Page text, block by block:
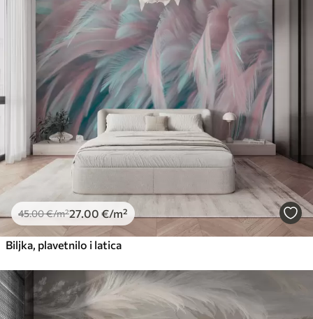
45.00€/m²27 .00 €/m²
Biljka, plavetnilo i latica